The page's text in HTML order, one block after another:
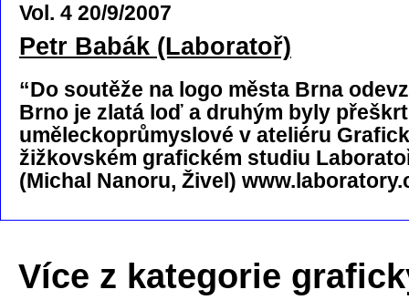
Vol. 4 20/9/2007
Petr Babák (Laboratoř)
“Do soutěže na logo města Brna
Brno je zlatá loď a druhým byly
uměleckoprůmyslové v ateliéru
žižkovském grafickém studiu
(Michal Nanoru, Živel)
Více z kategorie